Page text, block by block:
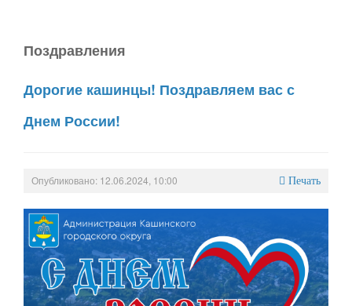
Поздравления
Дорогие кашинцы! Поздравляем вас с
Днем России!
Опубликовано: 12.06.2024, 10:00 Печать